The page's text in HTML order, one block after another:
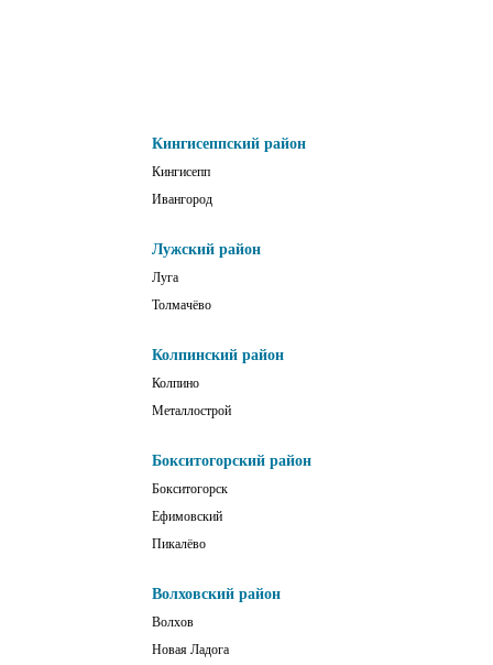
Кингисеппский район
Кингисепп
Ивангород
Лужский район
Луга
Толмачёво
Колпинский район
Колпино
Металлострой
Бокситогорский район
Бокситогорск
Ефимовский
Пикалёво
Волховский район
Волхов
Новая Ладога